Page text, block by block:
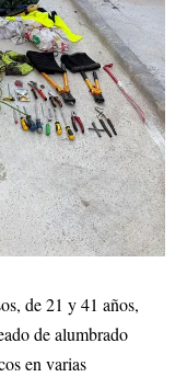
de 21 y 41 años,
de alumbrado
en varias